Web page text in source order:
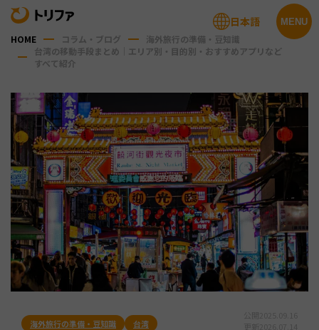
MENU
日本語
HOME コラム・ブログ
海外旅行の準備・豆知識
台湾の移動手段まとめ｜エリア別・目的別・おすすめアプリなど
すべて紹介
海外旅行の準備・豆知識 台湾